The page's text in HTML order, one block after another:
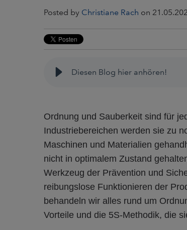
Posted by Christiane Rach on
Diesen Blog hier anhören!
Ordnung und Sauberkeit sind für
Industriebereichen werden sie zu
Maschinen und Materialien
nicht in optimalem Zustand
Werkzeug der Prävention und
reibungslose Funktionieren der
behandeln wir alles rund um
Vorteile und die 5S-Methodik, die